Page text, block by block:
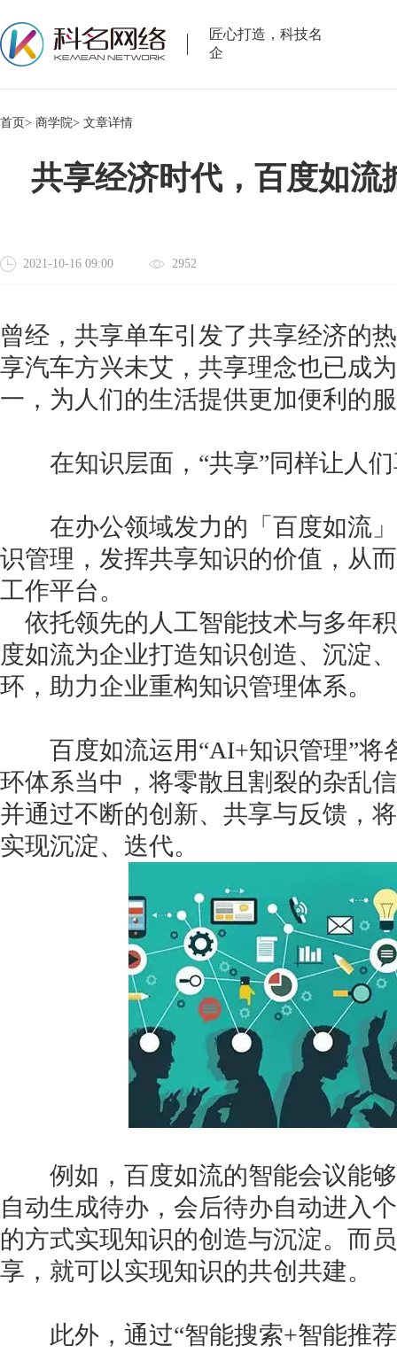
匠心打造，科技名
企
首页> 商学院> 文章详情
共享经济时代，百度如流
2021-10-16 09:00 2952
曾经，共享单车引发了共享经济的
享汽车方兴未艾，共享理念也已成
一，为人们的生活提供更加便利的
在知识层面，“共享”同样让人们
在办公领域发力的「百度如流」
识管理，发挥共享知识的价值，从
工作平台。
依托领先的人工智能技术与多年
度如流为企业打造知识创造、沉淀
环，助力企业重构知识管理体系。
百度如流运用“AI+知识管理”将
环体系当中，将零散且割裂的杂乱
并通过不断的创新、共享与反馈，
实现沉淀、迭代。
例如，百度如流的智能会议能够
自动生成待办，会后待办自动进入
的方式实现知识的创造与沉淀。而
享，就可以实现知识的共创共建。
此外，通过“智能搜索+智能推荐
获得产品报价方案
1万个想法不如1次的方案落地
扫码添加[商务总监]沟通方案
扫码沟通